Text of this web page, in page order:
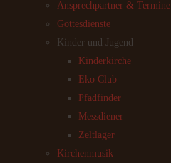
Ansprechpartner & Termine
Gottesdienste
Kinder und Jugend
Kinderkirche
Eko Club
Pfadfinder
Messdiener
Zeltlager
Kirchenmusik